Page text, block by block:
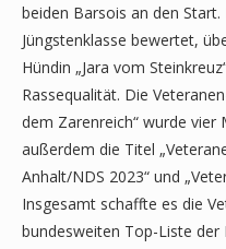
beiden Barsois an den
Jüngstenklasse bewertet,
Hündin „Jara vom
Rassequalität. Die
dem Zarenreich“ wurde vier
außerdem die Titel
Anhalt/NDS 2023“ und
Insgesamt schaffte es die
bundesweiten Top-Liste der